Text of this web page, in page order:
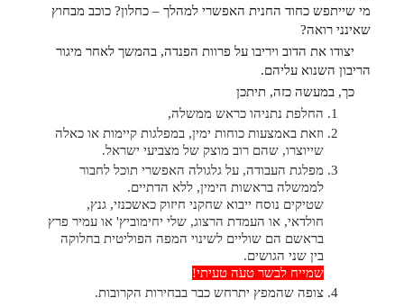
מי שייתפש כחוד החנית האפשרי למהלך – כחלון? כוכב מבחוץ
שאינני רואה?
יצודו את הדוב ויריבו על פרוות הפנדה, בהמשך לאחר מיגור
הריבון השנוא עליהם.
כך, במעשה כזה, תיתכן
החלפת נתניהו כראש ממשלה,
וזאת באמצעות כוחות ימין, במפלגות קיימות או כאלה
שייוצרו, שהם רוב מוצק של מצביעי ישראל.
מפלגת העבודה, על גלגולה האפשרי תוכל לחבור
לממשלה בראשות הימין, ללא הדתיים.
שטיקים נוסח ייבוא שחקני חיזוק כאשכנזי, גנץ,
חולדאי, או העמדת הרצוג, שלי יחימוביץ' או עמיר פרץ
בראשם הם שוליים לשינוי המפה הפוליטית בחלוקה
בין שני הגושים.
שמייח לבשר טעה טעיתי!
צופה שהמפץ יתרחש כבר בבחירות הקרובות.